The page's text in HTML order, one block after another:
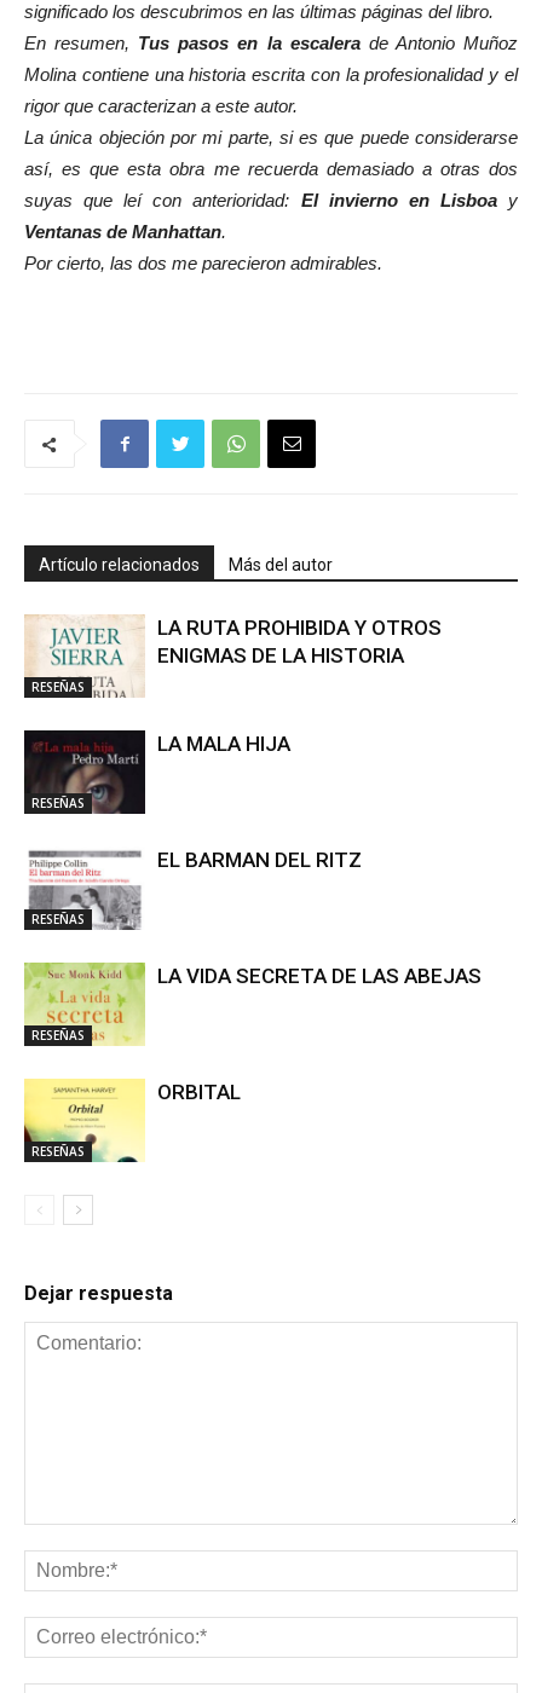
significado los descubrimos en las últimas páginas del libro.
En resumen, Tus pasos en la escalera de Antonio Muñoz
Molina contiene una historia escrita con la profesionalidad y el
rigor que caracterizan a este autor.
La única objeción por mi parte, si es que puede considerarse
así, es que esta obra me recuerda demasiado a otras dos
suyas que leí con anterioridad: El invierno en Lisboay
Ventanas de Manhattan.
Por cierto, las dos me parecieron admirables.
Artículo relacionados Más del autor
RESEÑAS
LA RUTA PROHIBIDA Y OTROS
ENIGMAS DE LA HISTORIA
RESEÑAS
LA MALA HIJA
RESEÑAS
EL BARMAN DEL RITZ
RESEÑAS
LA VIDA SECRETA DE LAS ABEJAS
RESEÑAS
ORBITAL
Dejar respuesta